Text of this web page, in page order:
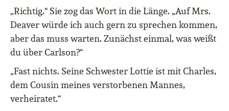
„Richtig.“ Sie zog das Wort in die Länge. „Auf Mrs.
Deaver würde ich auch gern zu sprechen kommen,
aber das muss warten. Zunächst einmal, was weißt
du über Carlson?“
„Fast nichts. Seine Schwester Lottie ist mit Charles,
dem Cousin meines verstorbenen Mannes,
verheiratet.“